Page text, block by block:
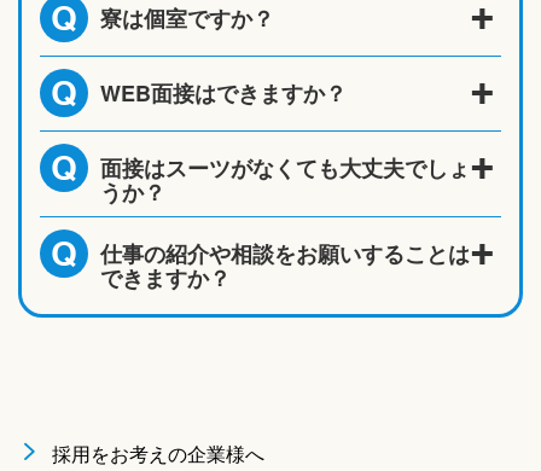
Q 寮は個室ですか？
Q WEB面接はできますか？
Q 面接はスーツがなくても大丈夫でしょ
うか？
Q 仕事の紹介や相談をお願いすることは
できますか？
採用をお考えの企業様へ